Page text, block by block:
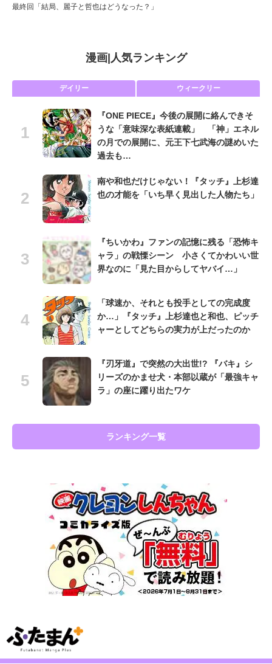
最終回「結局、麗子と哲也はどうなった？」
漫画| 人気ランキング
デイリー ウィークリー
『ONE PIECE』今後の展開に絡んできそ
うな「意味深な表紙連載」 「神」エネル
の月での展開に、元王下七武海の謎めいた
過去も…
南や和也だけじゃない！『タッチ』上杉達
也の才能を「いち早く見出した人物たち」
『ちいかわ』ファンの記憶に残る「恐怖キ
ャラ」の戦慄シーン 小さくてかわいい世
界なのに「見た目からしてヤバイ…」
「球速か、それとも投手としての完成度
か…」『タッチ』上杉達也と和也、ピッチ
ャーとしてどちらの実力が上だったのか
『刃牙道』で突然の大出世!? 『バキ』シ
リーズのかませ犬・本部以蔵が「最強キャ
ラ」の座に躍り出たワケ
ランキング一覧